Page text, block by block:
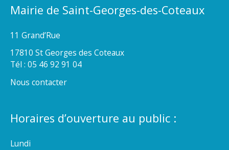
Mairie de Saint-Georges-des-Coteaux
11 Grand’Rue
17810 St Georges des Coteaux
Tél : 05 46 92 91 04
Nous contacter
Horaires d’ouverture au public :
Lundi